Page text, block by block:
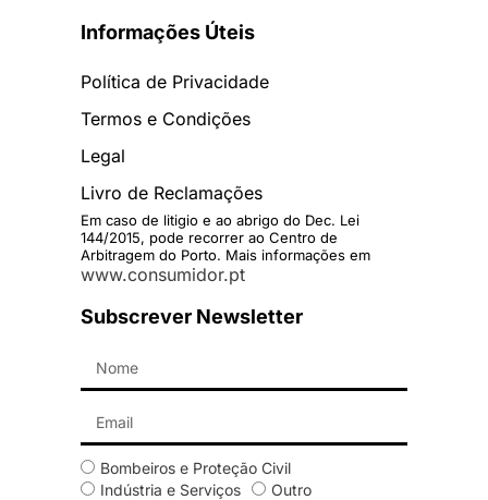
Informações Úteis
Política de Privacidade
Termos e Condições
Legal
Livro de Reclamações
Em caso de litigio e ao abrigo do Dec. Lei
144/2015, pode recorrer ao Centro de
Arbitragem do Porto. Mais informações em
www.consumidor.pt
Subscrever Newsletter
Bombeiros e Proteção Civil
Indústria e Serviços
Outro